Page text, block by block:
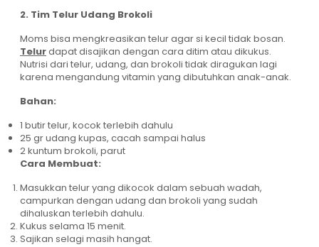
2. Tim Telur Udang Brokoli
Moms bisa mengkreasikan telur agar si kecil tidak bosan.
Telurdapat disajikan dengan cara ditim atau dikukus.
Nutrisi dari telur, udang, dan brokoli tidak diragukan lagi
karena mengandung vitamin yang dibutuhkan anak-anak.
Bahan:
1 butir telur, kocok terlebih dahulu
25 gr udang kupas, cacah sampai halus
2 kuntum brokoli, parut
Cara Membuat:
Masukkan telur yang dikocok dalam sebuah wadah,
campurkan dengan udang dan brokoli yang sudah
dihaluskan terlebih dahulu.
Kukus selama 15 menit.
Sajikan selagi masih hangat.